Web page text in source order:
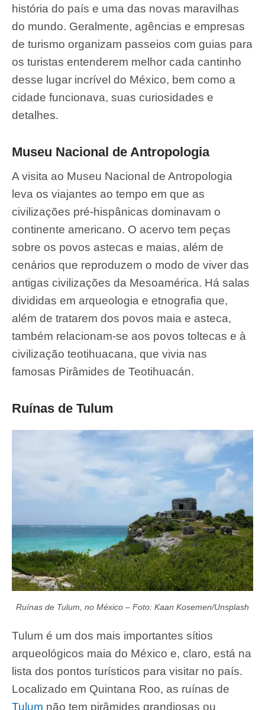
história do país e uma das novas maravilhas
do mundo. Geralmente, agências e empresas
de turismo organizam passeios com guias para
os turistas entenderem melhor cada cantinho
desse lugar incrível do México, bem como a
cidade funcionava, suas curiosidades e
detalhes.
Museu Nacional de Antropologia
A visita ao Museu Nacional de Antropologia
leva os viajantes ao tempo em que as
civilizações pré-hispânicas dominavam o
continente americano. O acervo tem peças
sobre os povos astecas e maias, além de
cenários que reproduzem o modo de viver das
antigas civilizações da Mesoamérica. Há salas
divididas em arqueologia e etnografia que,
além de tratarem dos povos maia e asteca,
também relacionam-se aos povos toltecas e à
civilização teotihuacana, que vivia nas
famosas Pirâmides de Teotihuacán.
Ruínas de Tulum
Ruínas de Tulum, no México – Foto: Kaan Kosemen/Unsplash
Tulum é um dos mais importantes sítios
arqueológicos maia do México e, claro, está na
lista dos pontos turísticos para visitar no país.
Localizado em Quintana Roo, as ruínas de
Tulum não tem pirâmides grandiosas ou